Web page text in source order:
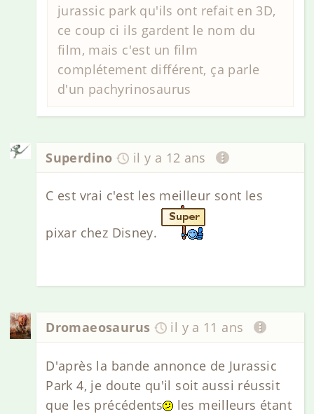
jurassic park qu'ils ont refait en 3D,
ce coup ci ils gardent le nom du
film, mais c'est un film
complétement différent, ça parle
d'un pachyrinosaurus
Superdino il y a 12 ans
C est vrai c'est les meilleur sont les
pixar chez Disney.
Dromaeosaurus il y a 11 ans
D'après la bande annonce de Jurassic
Park 4, je doute qu'il soit aussi réussit
que les précédents
les meilleurs étant